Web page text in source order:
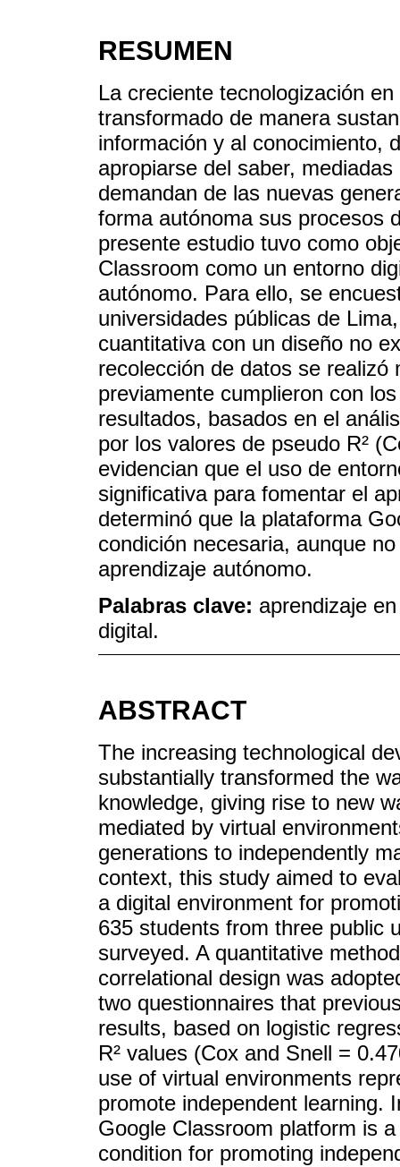
RESUMEN
La creciente tecnologización
transformado de manera
información y al conocimiento,
apropiarse del saber,
demandan de las nuevas
forma autónoma sus procesos
presente estudio tuvo como
Classroom como un entorno
autónomo. Para ello, se
universidades públicas de
cuantitativa con un diseño no
recolección de datos se
previamente cumplieron con
resultados, basados en el
por los valores de pseudo R²
evidencian que el uso de
significativa para fomentar el
determinó que la plataforma
condición necesaria, aunque
aprendizaje autónomo.
Palabras clave: aprendizaje
digital.
ABSTRACT
The increasing technological
substantially transformed the
knowledge, giving rise to new
mediated by virtual
generations to independently
context, this study aimed to
a digital environment for
635 students from three public
surveyed. A quantitative
correlational design was
two questionnaires that
results, based on logistic
R² values ​​(Cox and Snell =
use of virtual environments
promote independent learning.
Google Classroom platform is
condition for promoting